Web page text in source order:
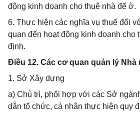
động kinh doanh cho thuê nhà để ở.
6. Thực hiện các nghĩa vụ thuế đối
quan đến hoạt động kinh doanh cho
định.
Điều 12. Các cơ quan quản lý
1. Sở Xây dựng
a) Chủ trì, phối hợp với các Sở
dẫn tổ chức, cá nhân thực hiện quy